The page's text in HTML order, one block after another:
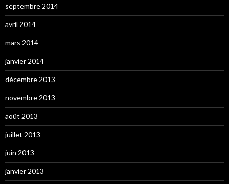
septembre 2014
avril 2014
mars 2014
janvier 2014
décembre 2013
novembre 2013
août 2013
juillet 2013
juin 2013
janvier 2013